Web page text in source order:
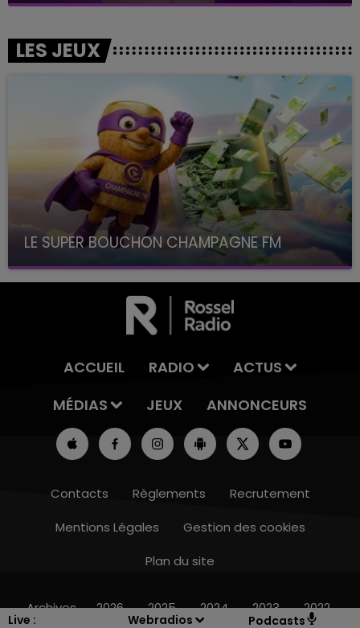
Live : Webradios Podcasts
10h00 - 14h00
LES JEUX
LE SUPER BOUCHON CHAMPAGNE FM
avec La Famille Champagne FM, à 8H10
ACCUEIL RADIO
ACTUS
MÉDIAS
JEUX ANNONCEURS
Contacts Règlements
Recrutement
Mentions Légales
Gestion des cookies
Plan du site
Archives 2026 2025 2024 2023 2022